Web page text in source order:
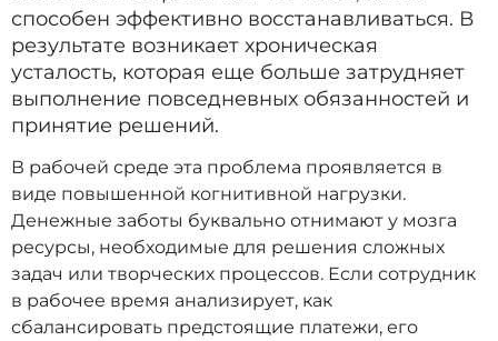
способен эффективно восстанавливаться. В
результате возникает хроническая
усталость, которая еще больше затрудняет
выполнение повседневных обязанностей и
принятие решений.
В рабочей среде эта проблема проявляется в
виде повышенной когнитивной нагрузки.
Денежные заботы буквально отнимают у мозга
ресурсы, необходимые для решения сложных
задач или творческих процессов. Если сотрудник
в рабочее время анализирует, как
сбалансировать предстоящие платежи, его